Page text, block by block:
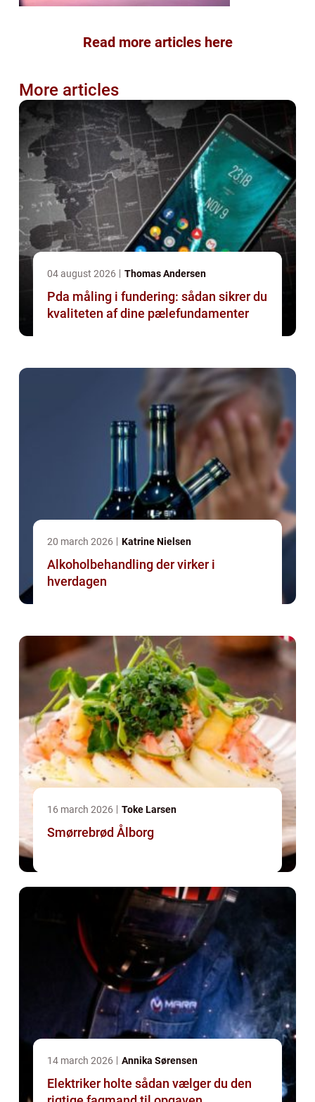
Read more articles here
More articles
04 august 2026 Thomas Andersen
Pda måling i fundering: sådan sikrer du
kvaliteten af dine pælefundamenter
20 march 2026 Katrine Nielsen
Alkoholbehandling der virker i
hverdagen
16 march 2026 Toke Larsen
Smørrebrød Ålborg
14 march 2026 Annika Sørensen
Elektriker holte sådan vælger du den